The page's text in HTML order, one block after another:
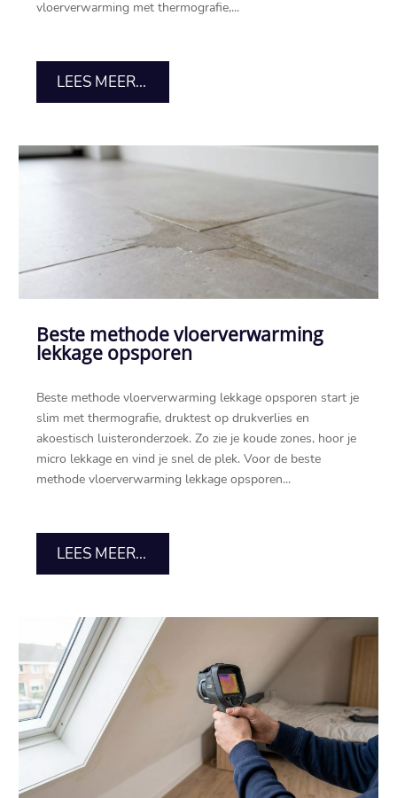
vloerverwarming met thermografie,...
LEES MEER...
Beste methode vloerverwarming
lekkage opsporen
Beste methode vloerverwarming lekkage opsporen start je
slim met thermografie, druktest op drukverlies en
akoestisch luisteronderzoek.​ Zo zie je koude zones, hoor je
micro lekkage en vind je snel de plek.​ Voor de beste
methode vloerverwarming lekkage opsporen...
LEES MEER...